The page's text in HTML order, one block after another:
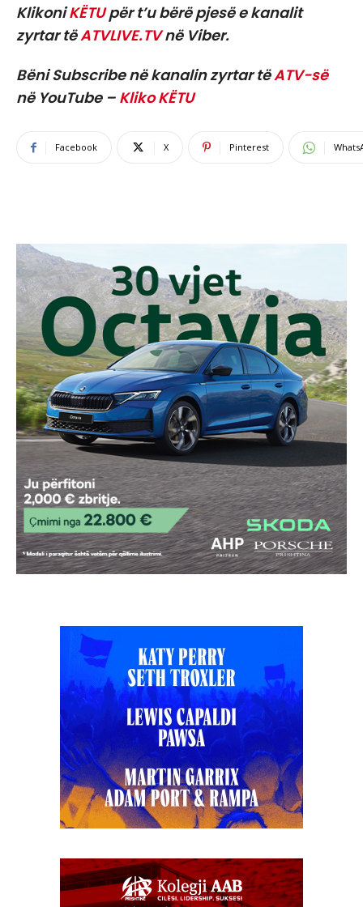
KlikoniKËTUpër t’u bërë pjesë e kanalit
zyrtar tëATVLIVE.TVnë Viber.
Bëni Subscribe në kanalin zyrtar tëATV-së
në YouTube – Kliko KËTU
Facebook X Pinterest